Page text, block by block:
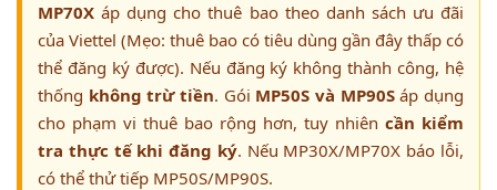
MP70X áp dụng cho thuê bao theo danh sách ưu đãi
của Viettel (Mẹo: thuê bao có tiêu dùng gần đây thấp có
thể đăng ký được). Nếu đăng ký không thành công, hệ
thống không trừ tiền. Gói MP50S và MP90Sáp dụng
cho phạm vi thuê bao rộng hơn, tuy nhiên cần kiểm
tra thực tế khi đăng ký. Nếu MP30X/MP70X báo lỗi,
có thể thử tiếp MP50S/MP90S.